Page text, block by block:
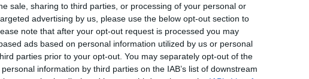
sale, sharing to third parties, or processing of your personal or
advertising by us, please use the below opt-out section to
note that after your opt-out request is processed you may
ads based on personal information utilized by us or personal
parties prior to your opt-out. You may separately opt-out of the
information by third parties on the IAB’s list of downstream